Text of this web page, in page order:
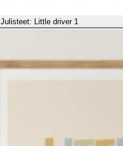
Julisteet: Little driver 1